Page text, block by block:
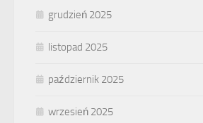
grudzień 2025
listopad 2025
październik 2025
wrzesień 2025